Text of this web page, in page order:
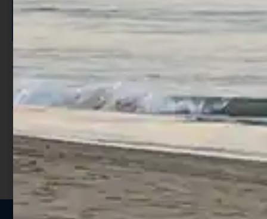
ISCRIVITI E RICEVI 3,50€ DI
SCONTO >
Per ogni acquisto accumuli ulteriori
punti;
Utilizza i punti per ricevere uno
sconto;
I punti sono indicati nella pagina
prodotto;